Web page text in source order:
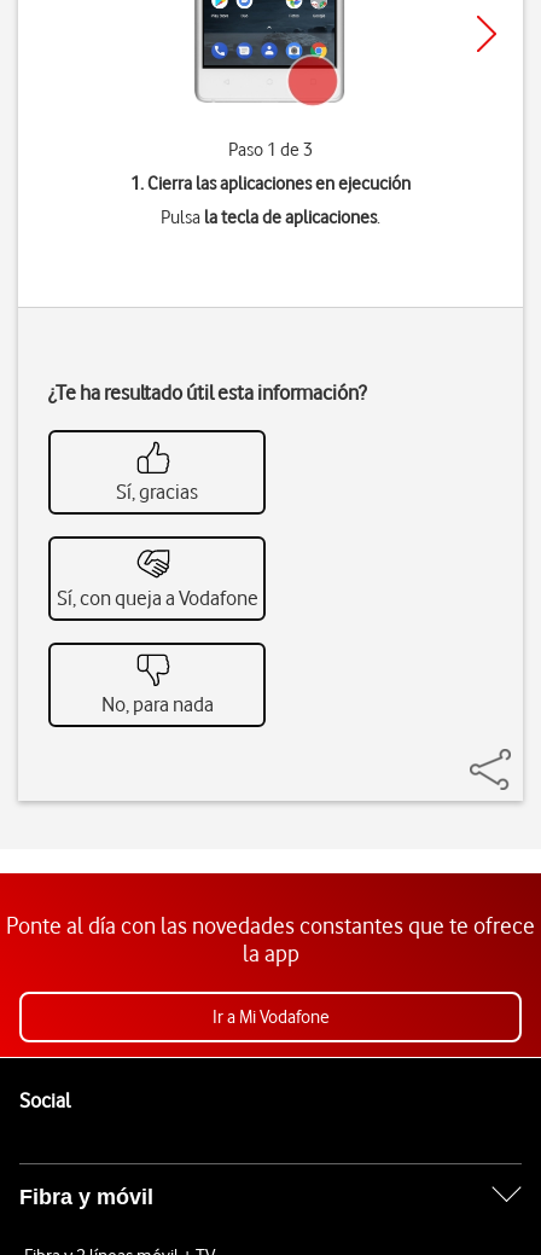
Paso 1 de 3
1. Cierra las aplicaciones en ejecución
Pulsa la tecla de aplicaciones.
¿Te ha resultado útil esta información?
Sí, gracias
Sí, con queja a Vodafone
No, para nada
Ponte al día con las novedades constantes que te ofrece
la app
Ir a Mi Vodafone
SocialEnlaces a las redes sociales de Vodafone
Fibra y móvil